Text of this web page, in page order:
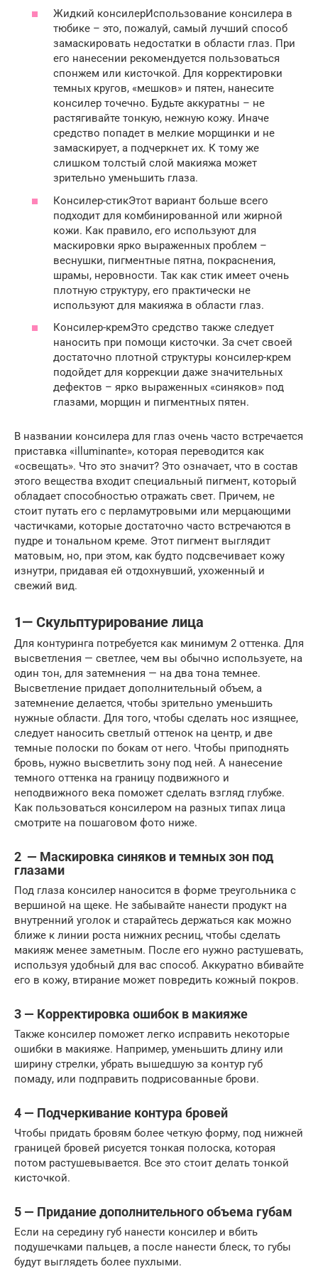
Жидкий консилерИспользование консилера в
тюбике – это, пожалуй, самый лучший способ
замаскировать недостатки в области глаз. При
его нанесении рекомендуется пользоваться
спонжем или кисточкой. Для корректировки
темных кругов, «мешков» и пятен, нанесите
консилер точечно. Будьте аккуратны – не
растягивайте тонкую, нежную кожу. Иначе
средство попадет в мелкие морщинки и не
замаскирует, а подчеркнет их. К тому же
слишком толстый слой макияжа может
зрительно уменьшить глаза.
Консилер-стикЭтот вариант больше всего
подходит для комбинированной или жирной
кожи. Как правило, его используют для
маскировки ярко выраженных проблем –
веснушки, пигментные пятна, покраснения,
шрамы, неровности. Так как стик имеет очень
плотную структуру, его практически не
используют для макияжа в области глаз.
Консилер-кремЭто средство также следует
наносить при помощи кисточки. За счет своей
достаточно плотной структуры консилер-крем
подойдет для коррекции даже значительных
дефектов – ярко выраженных «синяков» под
глазами, морщин и пигментных пятен.
В названии консилера для глаз очень часто встречается
приставка «illuminante», которая переводится как
«освещать». Что это значит? Это означает, что в состав
этого вещества входит специальный пигмент, который
обладает способностью отражать свет. Причем, не
стоит путать его с перламутровыми или мерцающими
частичками, которые достаточно часто встречаются в
пудре и тональном креме. Этот пигмент выглядит
матовым, но, при этом, как будто подсвечивает кожу
изнутри, придавая ей отдохнувший, ухоженный и
свежий вид.
1— Скульптурирование лица
Для контуринга потребуется как минимум 2 оттенка. Для
высветления — светлее, чем вы обычно используете, на
один тон, для затемнения — на два тона темнее.
Высветление придает дополнительный объем, а
затемнение делается, чтобы зрительно уменьшить
нужные области. Для того, чтобы сделать нос изящнее,
следует наносить светлый оттенок на центр, и две
темные полоски по бокам от него. Чтобы приподнять
бровь, нужно высветлить зону под ней. А нанесение
темного оттенка на границу подвижного и
неподвижного века поможет сделать взгляд глубже.
Как пользоваться консилером на разных типах лица
смотрите на пошаговом фото ниже.
2 — Маскировка синяков и темных зон под
глазами
Под глаза консилер наносится в форме треугольника с
вершиной на щеке. Не забывайте нанести продукт на
внутренний уголок и старайтесь держаться как можно
ближе к линии роста нижних ресниц, чтобы сделать
макияж менее заметным. После его нужно растушевать,
используя удобный для вас способ. Аккуратно вбивайте
его в кожу, втирание может повредить кожный покров.
3 — Корректировка ошибок в макияже
Также консилер поможет легко исправить некоторые
ошибки в макияже. Например, уменьшить длину или
ширину стрелки, убрать вышедшую за контур губ
помаду, или подправить подрисованные брови.
4 — Подчеркивание контура бровей
Чтобы придать бровям более четкую форму, под нижней
границей бровей рисуется тонкая полоска, которая
потом растушевывается. Все это стоит делать тонкой
кисточкой.
5 — Придание дополнительного объема губам
Если на середину губ нанести консилер и вбить
подушечками пальцев, а после нанести блеск, то губы
будут выглядеть более пухлыми.